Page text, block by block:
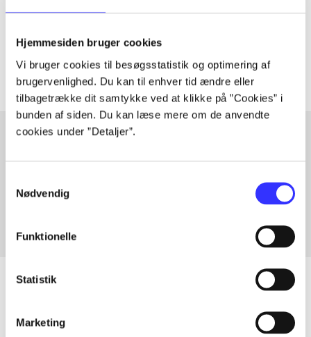
Hjemmesiden bruger cookies
Vi bruger cookies til besøgsstatistik og optimering af
brugervenlighed. Du kan til enhver tid ændre eller
tilbagetrække dit samtykke ved at klikke på ”Cookies” i
bunden af siden. Du kan læse mere om de anvendte
cookies under ”Detaljer”.
Nødvendig
Funktionelle
Statistik
Marketing
Artiklerne i handler ofte om
Fra
Artikler